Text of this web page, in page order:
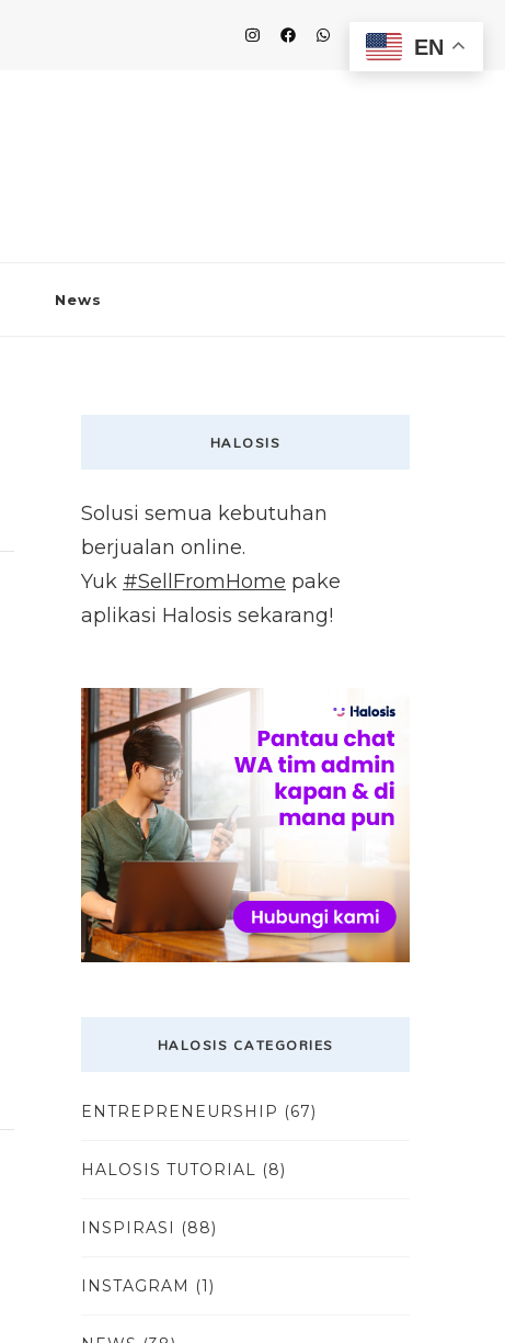
News
HALOSIS
Solusi semua kebutuhan
berjualan online.
Yuk #SellFromHome pake
aplikasi Halosis sekarang!
HALOSIS CATEGORIES
ENTREPRENEURSHIP (67)
HALOSIS TUTORIAL (8)
INSPIRASI (88)
INSTAGRAM (1)
EN